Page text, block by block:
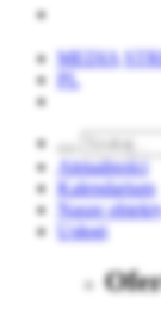
MEDIA
PL
Aktualności
Kalendarium
Nasze
Usługi